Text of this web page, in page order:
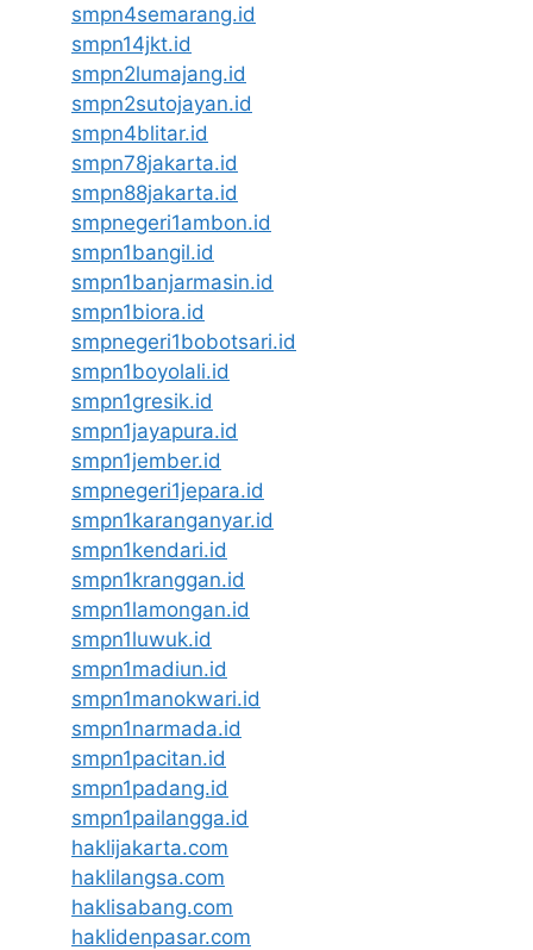
smpn4semarang.id
smpn14jkt.id
smpn2lumajang.id
smpn2sutojayan.id
smpn4blitar.id
smpn78jakarta.id
smpn88jakarta.id
smpnegeri1ambon.id
smpn1bangil.id
smpn1banjarmasin.id
smpn1biora.id
smpnegeri1bobotsari.id
smpn1boyolali.id
smpn1gresik.id
smpn1jayapura.id
smpn1jember.id
smpnegeri1jepara.id
smpn1karanganyar.id
smpn1kendari.id
smpn1kranggan.id
smpn1lamongan.id
smpn1luwuk.id
smpn1madiun.id
smpn1manokwari.id
smpn1narmada.id
smpn1pacitan.id
smpn1padang.id
smpn1pailangga.id
haklijakarta.com
haklilangsa.com
haklisabang.com
haklidenpasar.com